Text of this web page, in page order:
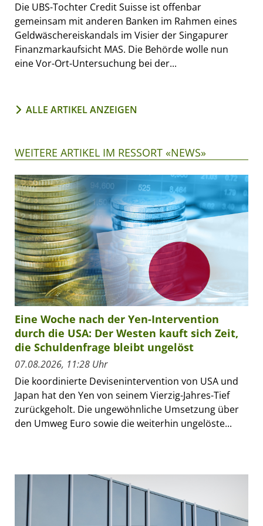
Die UBS-Tochter Credit Suisse ist offenbar
gemeinsam mit anderen Banken im Rahmen eines
Geldwäschereiskandals im Visier der Singapurer
Finanzmarkaufsicht MAS. Die Behörde wolle nun
eine Vor-Ort-Untersuchung bei der...
ALLE ARTIKEL ANZEIGEN
WEITERE ARTIKEL IM RESSORT «NEWS»
Eine Woche nach der Yen-Intervention
durch die USA: Der Westen kauft sich Zeit,
die Schuldenfrage bleibt ungelöst
07.08.2026, 11:28 Uhr
Die koordinierte Devisenintervention von USA und
Japan hat den Yen von seinem Vierzig-Jahres-Tief
zurückgeholt. Die ungewöhnliche Umsetzung über
den Umweg Euro sowie die weiterhin ungelöste...